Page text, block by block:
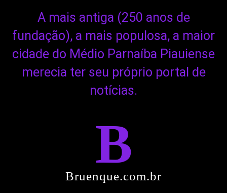
A mais antiga (250 anos de
fundação), a mais populosa, a maior
cidade do Médio Parnaíba Piauiense
merecia ter seu próprio portal de
notícias.
B
Bruenque.com.br